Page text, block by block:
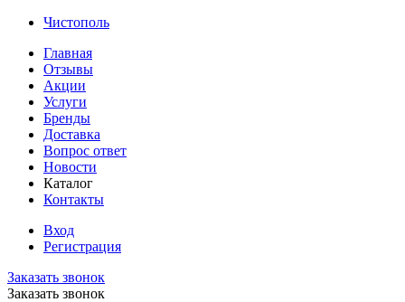
Чистополь
Главная
Отзывы
Акции
Услуги
Бренды
Доставка
Вопрос ответ
Новости
Каталог
Контакты
Вход
Регистрация
Заказать звонок
Заказать звонок